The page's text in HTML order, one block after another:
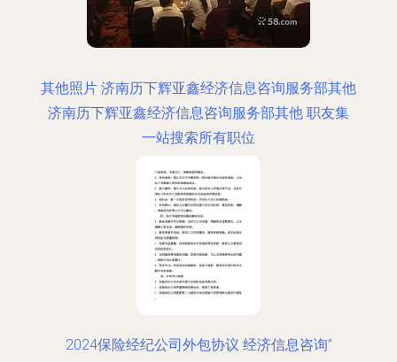
其他照片 济南历下辉亚鑫经济信息咨询服务部其他
济南历下辉亚鑫经济信息咨询服务部其他 职友集
一站搜索所有职位
2024保险经纪公司外包协议 经济信息咨询”